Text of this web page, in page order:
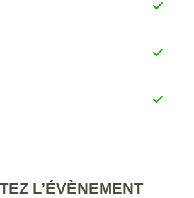
L’ÉVÈNEMENT